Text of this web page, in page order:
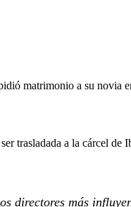
matrimonio a su novia
trasladada a la cárcel de
directores más